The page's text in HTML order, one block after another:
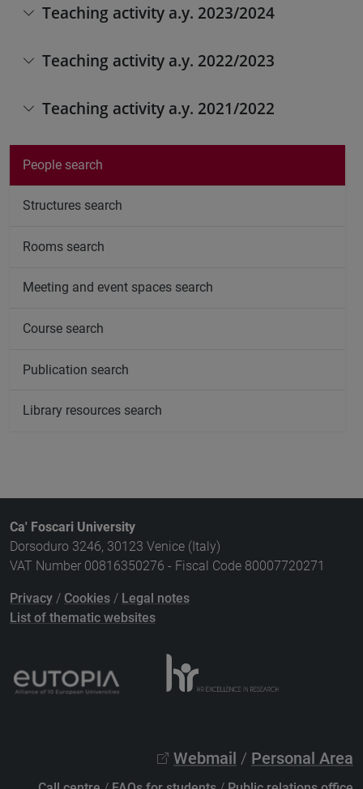
Teaching activity a.y. 2023/2024
Teaching activity a.y. 2022/2023
Teaching activity a.y. 2021/2022
People search
Structures search
Rooms search
Meeting and event spaces search
Course search
Publication search
Library resources search
Ca' Foscari University
Dorsoduro 3246, 30123 Venice (Italy)
VAT Number 00816350276 - Fiscal Code 80007720271
Privacy / Cookies / Legal notes
List of thematic websites
Webmail / Personal Area